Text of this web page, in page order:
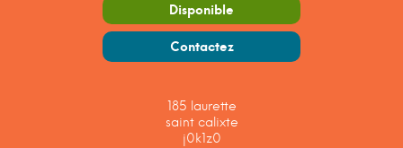
Disponible
Contactez
185 laurette
saint calixte
j0k1z0